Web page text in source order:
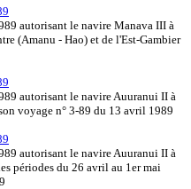
autorisant le navire Manava III à
(Amanu - Hao) et de l'Est-Gambier
autorisant le navire Auuranui II à
voyage n° 3-89 du 13 avril 1989
autorisant le navire Auuranui II à
périodes du 26 avril au 1er mai